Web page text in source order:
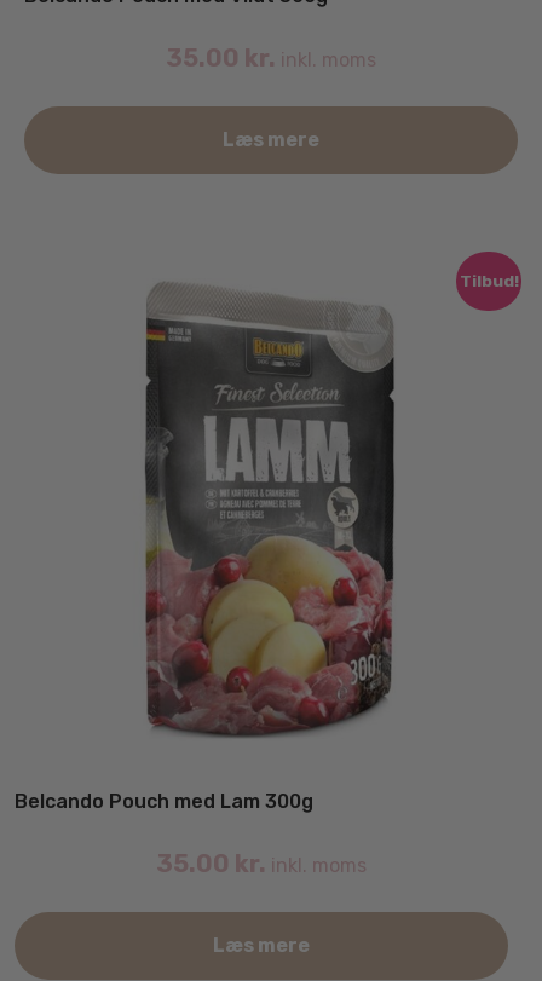
35.00 kr. inkl. moms
Læs mere
Tilbud!
Belcando Pouch med Lam 300g
35.00 kr. inkl. moms
Læs mere